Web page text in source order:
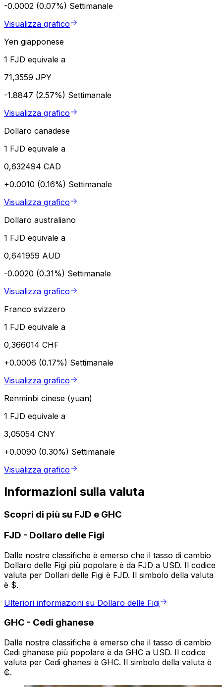
-0.0002 (0.07%) Settimanale
Visualizza grafico
Yen giapponese
1 FJD equivale a
71,3559 JPY
-1.8847 (2.57%) Settimanale
Visualizza grafico
Dollaro canadese
1 FJD equivale a
0,632494 CAD
+0.0010 (0.16%) Settimanale
Visualizza grafico
Dollaro australiano
1 FJD equivale a
0,641959 AUD
-0.0020 (0.31%) Settimanale
Visualizza grafico
Franco svizzero
1 FJD equivale a
0,366014 CHF
+0.0006 (0.17%) Settimanale
Visualizza grafico
Renminbi cinese (yuan)
1 FJD equivale a
3,05054 CNY
+0.0090 (0.30%) Settimanale
Visualizza grafico
Informazioni sulla valuta
Scopri di più su FJD e GHC
FJD - Dollaro delle Figi
Dalle nostre classifiche è emerso che il tasso di cambio
Dollaro delle Figi più popolare è da FJD a USD. Il codice
valuta per Dollari delle Figi è FJD. Il simbolo della valuta
è $.
Ulteriori informazioni su Dollaro delle Figi
GHC - Cedi ghanese
Dalle nostre classifiche è emerso che il tasso di cambio
Cedi ghanese più popolare è da GHC a USD. Il codice
valuta per Cedi ghanesi è GHC. Il simbolo della valuta è
₵.